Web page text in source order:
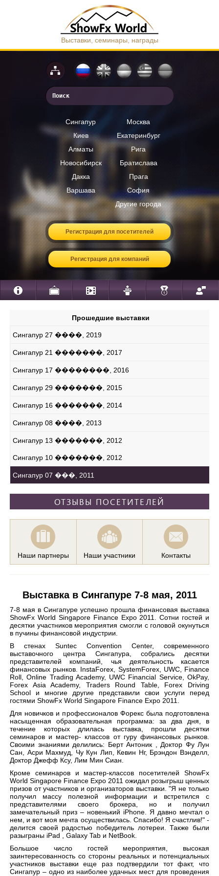
Выставки, семинары, награды
Сингапур
Москва
Киев
Екатеринбург
Алматы
Рига
Новосибирск
Братислава
Дакка
Прага
Варшава
София
Другие города
Регистрация для посетителей
Регистрация для компаний
Прошедшие выставки
Сингапур 27 ����, 2019
Сингапур 21 �������, 2017
Сингапур 17 ��������, 2016
Сингапур 29 �������, 2015
Сингапур 16 �������, 2014
Сингапур 08 ����, 2013
Сингапур 13 �������, 2012
Сингапур 10 �������, 2012
Сингапур 07 ���, 2011
ОТЗЫВЫ ПОСЕТИТЕЛЕЙ
Наши партнеры Наши участники Контакты
Выставка в Сингапуре 7-8 мая, 2011
7-8 мая в Сингапуре успешно прошла финансовая выставка
ShowFx World Singapore Finance Expo 2011. Сотни гостей и
десятки участников мероприятия смогли с головой окунуться
в пучины финансовой индустрии.
В стенах Suntec Convention Center, современного
выставочного центра Сингапура, собрались десятки
представителей компаний, чья деятельность касается
финансовых рынков. InstaForex, SystemForex, UWC, Finance
Roll, Online Trading Academy, UWC Financial Service, OkPay,
Forex Asia Academy, Traders Round Table, Forex Driving
School и многие другие представили свои услуги перед
гостями ShowFx World Singapore Finance Expo 2011.
Для новичков и профессионалов Форекс была подготовлена
насыщенная образовательная программа: за два дня, в
течение которых длилась выставка, прошли десятки
семинаров и мастер- классов от гуру финансовых рынков.
Своими знаниями делились: Берт Антоник , Доктор Фу Лун
Сан, Асри Махмуд, Чу Кун Лип, Кевин Нг, Брэндон Вэнделл,
Доктор Джефф Ксу, Лим Мин Сиан.
Кроме семинаров и мастер-классов посетителей ShowFx
World Singapore Finance Expo 2011 ожидал розыгрыш ценных
призов от участников и организаторов выставки. "Я не только
получил массу полезной информации и встретился с
представителями своего брокера, но и получил
замечательный приз – новенький iPhone. Я давно мечтал о
нем, и вот моя мечта осуществилась. Спасибо! Я счастлив!" -
делится своей радостью победитель лотереи. Также были
разыграны iPad , Galaxy Tab и NetBook.
Большое число гостей мероприятия, высокая
заинтересованность со стороны реальных и потенциальных
участников выставки еще раз подтвердили тот факт, что
Сингапур – одно из наиболее удачных мест для проведения